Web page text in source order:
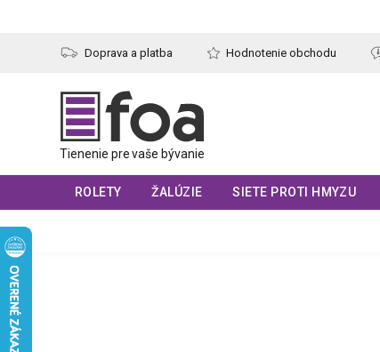
Doprava a platba Hodnotenie obchodu
ROLETY ŽALÚZIE SIETE PROTI HMYZU